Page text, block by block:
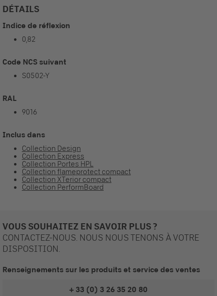
DÉTAILS
Indice de réflexion
0,82
Code NCS suivant
S0502-Y
RAL
9016
Inclus dans
Collection Design
Collection Express
Collection Portes HPL
Collection flameprotect compact
Collection XTerior compact
Collection PerformBoard
VOUS SOUHAITEZ EN SAVOIR PLUS ?
CONTACTEZ-NOUS. NOUS NOUS TENONS À VOTRE
DISPOSITION.
Renseignements sur les produits et service des ventes
+ 33 (0) 3 26 35 20 80